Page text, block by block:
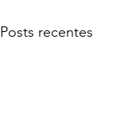
Posts recentes